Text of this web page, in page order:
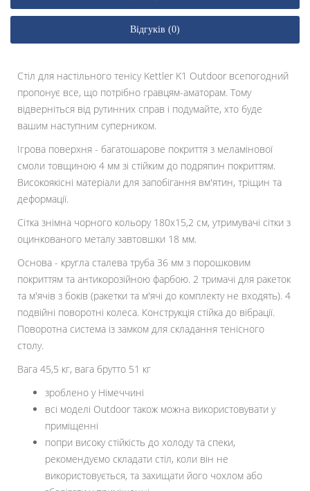
Відгуків (0)
Стіл для настільного тенісу Kettler K1 Outdoor всепогодний
пропонує все, що потрібно гравцям-аматорам. Тому
відверніться від рутинних справ і подумайте, хто буде
вашим наступним суперником.
Ігрова поверхня - багатошарове покриття з меламінової
смоли товщиною 4 мм зі стійким до подряпин покриттям.
Високоякісні матеріали для запобігання вм'ятин, тріщин та
деформації.
Сітка знімна чорного кольору 180x15,2 см, утримувачі сітки з
оцинкованого металу завтовшки 18 мм.
Основа - кругла сталева труба 36 мм з порошковим
покриттям та антикорозійною фарбою. 2 тримачі для ракеток
та м'ячів з боків (ракетки та м'ячі до комплекту не входять). 4
подвійні поворотні колеса. Конструкція стійка до вібрації.
Поворотна система із замком для складання тенісного
столу.
Вага 45,5 кг, вага брутто 51 кг
зроблено у Німеччині
всі моделі Outdoor також можна використовувати у
приміщенні
попри високу стійкість до холоду та спеки,
рекомендуємо складати стіл, коли він не
використовується, та захищати його чохлом або